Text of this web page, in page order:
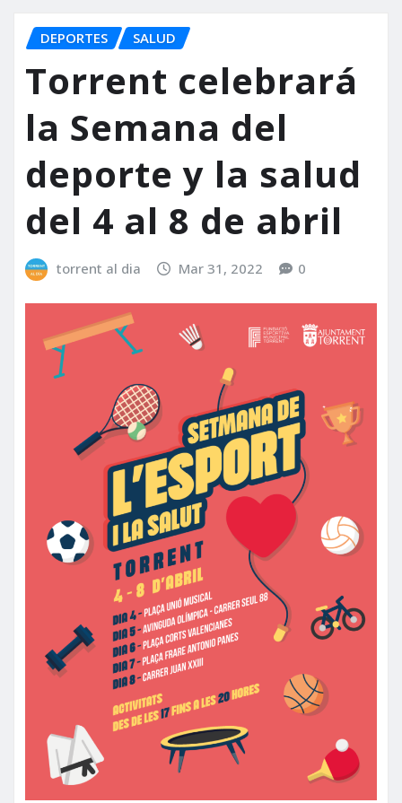
DEPORTES SALUD
Torrent celebrará
la Semana del
deporte y la salud
del 4 al 8 de abril
torrent al dia Mar 31, 2022 0